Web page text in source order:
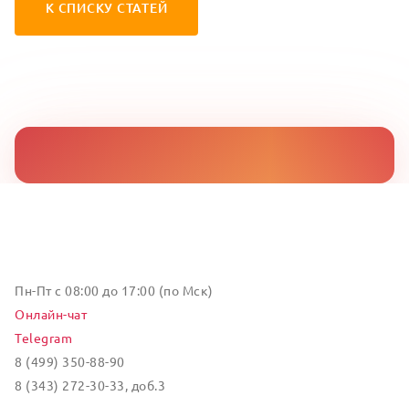
К СПИСКУ СТАТЕЙ
Пн-Пт с 08:00 до 17:00 (по Мск)
Онлайн-чат
Telegram
8 (499) 350-88-90
8 (343) 272-30-33, доб.3